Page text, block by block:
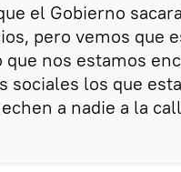
el Gobierno
pero vemos que
que nos estamos
sociales los que
a nadie a la